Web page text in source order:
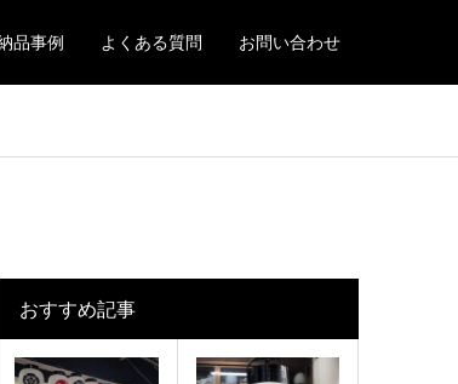
品事例 よくある質問 お問い合わせ
おすすめ記事